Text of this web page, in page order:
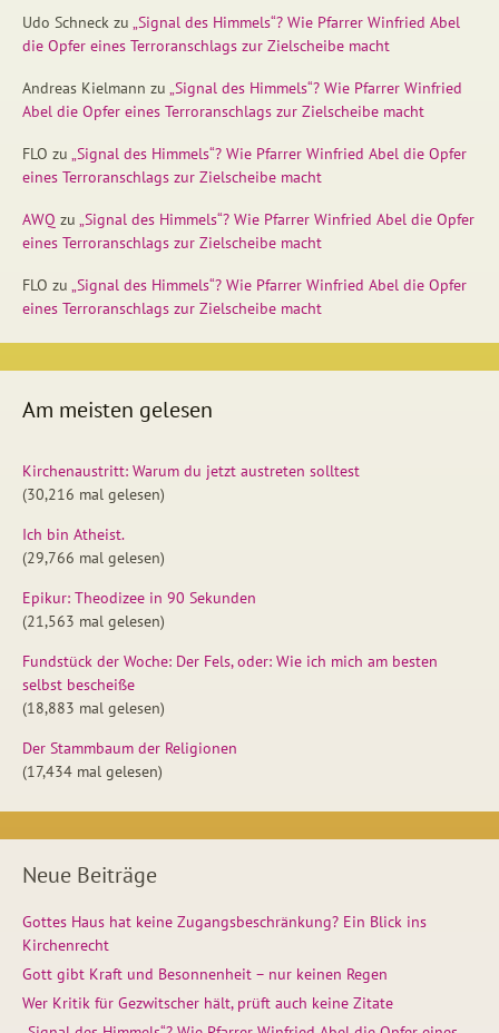
Udo Schneck zu „Signal des Himmels“? Wie Pfarrer Winfried Abel
die Opfer eines Terroranschlags zur Zielscheibe macht
Andreas Kielmann zu „Signal des Himmels“? Wie Pfarrer Winfried
Abel die Opfer eines Terroranschlags zur Zielscheibe macht
FLO zu „Signal des Himmels“? Wie Pfarrer Winfried Abel die Opfer
eines Terroranschlags zur Zielscheibe macht
AWQ zu „Signal des Himmels“? Wie Pfarrer Winfried Abel die Opfer
eines Terroranschlags zur Zielscheibe macht
FLO zu „Signal des Himmels“? Wie Pfarrer Winfried Abel die Opfer
eines Terroranschlags zur Zielscheibe macht
Am meisten gelesen
Kirchenaustritt: Warum du jetzt austreten solltest
(30,216 mal gelesen)
Ich bin Atheist.
(29,766 mal gelesen)
Epikur: Theodizee in 90 Sekunden
(21,563 mal gelesen)
Fundstück der Woche: Der Fels, oder: Wie ich mich am besten
selbst bescheiße
(18,883 mal gelesen)
Der Stammbaum der Religionen
(17,434 mal gelesen)
Neue Beiträge
Gottes Haus hat keine Zugangsbeschränkung? Ein Blick ins
Kirchenrecht
Gott gibt Kraft und Besonnenheit – nur keinen Regen
Wer Kritik für Gezwitscher hält, prüft auch keine Zitate